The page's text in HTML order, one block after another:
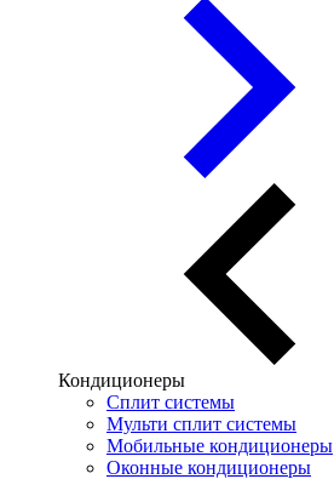
Кондиционеры
Сплит системы
Мульти сплит системы
Мобильные кондиционеры
Оконные кондиционеры